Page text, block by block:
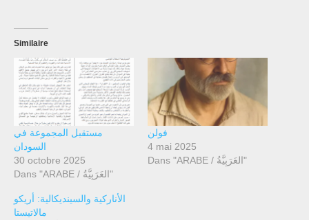
Similaire
مستقبل المجموعة في
السودان
30 octobre 2025
Dans "ARABE / العَرَبِيَّةُ"
فولن
4 mai 2025
Dans "ARABE / العَرَبِيَّةُ"
الأناركية والسينديكالية: أريكو
مالاتيستا